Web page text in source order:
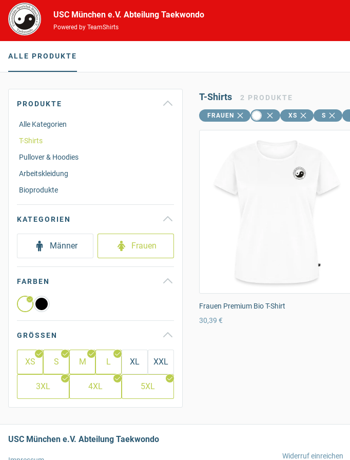
USC München e.V. Abteilung Taekwondo
Powered by TeamShirts
ALLE PRODUKTE
PRODUKTE
Alle Kategorien
T-Shirts
Pullover & Hoodies
Arbeitskleidung
Bioprodukte
KATEGORIEN
Männer Frauen
FARBEN
GRÖSSEN
XS S M L XL XXL
3XL 4XL 5XL
T-Shirts 2 PRODUKTE
FRAUEN XS S
Frauen Premium Bio T-Shirt
30,39 €
USC München e.V. Abteilung Taekwondo
Widerruf einreichen